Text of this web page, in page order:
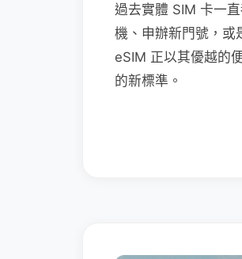
過去實體 SIM 卡一
機、申辦新門號，或
eSIM 正以其優越的
的新標準。